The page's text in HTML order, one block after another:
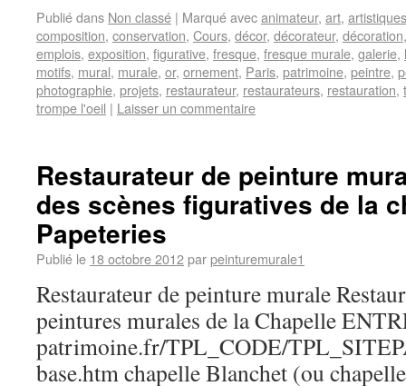
Publié dans Non classé | Marqué avecanimateur, art, artistiques
composition, conservation, Cours, décor, décorateur, décoration
emplois, exposition, figurative, fresque, fresque murale, galerie,
motifs, mural, murale, or, ornement, Paris, patrimoine, peintre,
photographie, projets, restaurateur, restaurateurs, restauration,
trompe l'oeil | Laisser un commentaire
Restaurateur de peinture
des scènes figuratives de la
Papeteries
Publié le 18 octobre 2012parpeinturemurale1
Restaurateur de peinture murale
peintures murales de la Chapelle
patrimoine.fr/TPL_CODE/
base.htm chapelle Blanchet (ou